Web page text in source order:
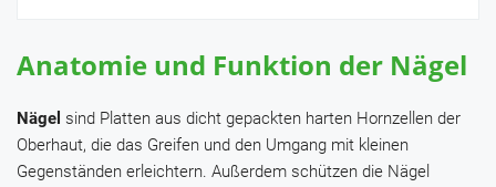
Anatomie und Funktion der Nägel
Nägel sind Platten aus dicht gepackten harten Hornzellen der
Oberhaut, die das Greifen und den Umgang mit kleinen
Gegenständen erleichtern. Außerdem schützen die Nägel